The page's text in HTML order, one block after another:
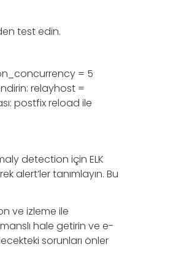
test edin.
= 5
relayhost =
postfix reload ile
detection için ELK
alert’ler tanımlayın. Bu
ve izleme ile
hale getirin ve e-
sorunları önler